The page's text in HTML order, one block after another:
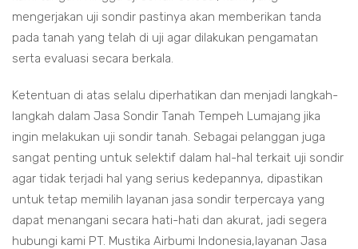
mengerjakan uji sondir pastinya akan memberikan tanda
pada tanah yang telah di uji agar dilakukan pengamatan
serta evaluasi secara berkala.
Ketentuan di atas selalu diperhatikan dan menjadi langkah-
langkah dalam Jasa Sondir Tanah Tempeh Lumajang jika
ingin melakukan uji sondir tanah. Sebagai pelanggan juga
sangat penting untuk selektif dalam hal-hal terkait uji sondir
agar tidak terjadi hal yang serius kedepannya, dipastikan
untuk tetap memilih layanan jasa sondir terpercaya yang
dapat menangani secara hati-hati dan akurat, jadi segera
hubungi kami PT. Mustika Airbumi Indonesia,layanan Jasa